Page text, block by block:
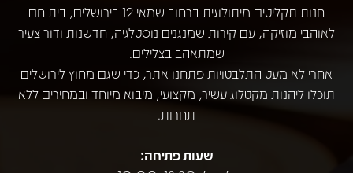
חנות תקליטים מיתולוגית ברחוב שמאי 12 בירושלים, בית חם
לאוהבי מוזיקה, עם קירות שמנגנים נוסטלגיה, חדשנות ודור צעיר
שמתאהב בצלילים.
אחרי לא מעט התלבטויות פתחנו אתר, כדי שגם מחוץ לירושלים
תוכלו ליהנות מקטלוג עשיר, מקצועי, מיבוא מיוחד ובמחירים ללא
תחרות.
שעות פתיחה: